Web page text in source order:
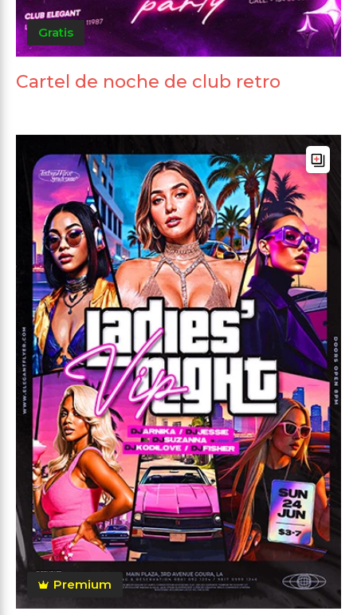
Gratis
Cartel de noche de club retro
Premium